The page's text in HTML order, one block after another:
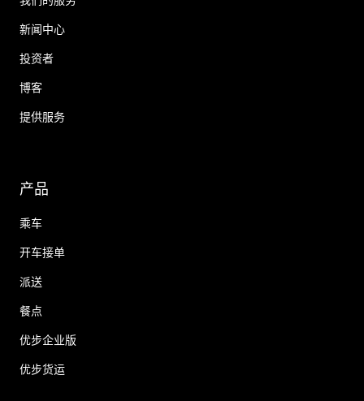
新闻中心
投资者
博客
提供服务
产品
乘车
开车接单
派送
餐点
优步企业版
优步货运